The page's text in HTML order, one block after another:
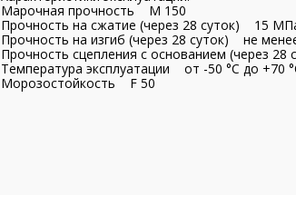
Марочная прочность М 150
Прочность на сжатие (через 28 суток) 15
Прочность на изгиб (через 28 суток) не
Прочность сцепления с основанием (через
Температура эксплуатации от -50 °С до +70
Морозостойкость F 50